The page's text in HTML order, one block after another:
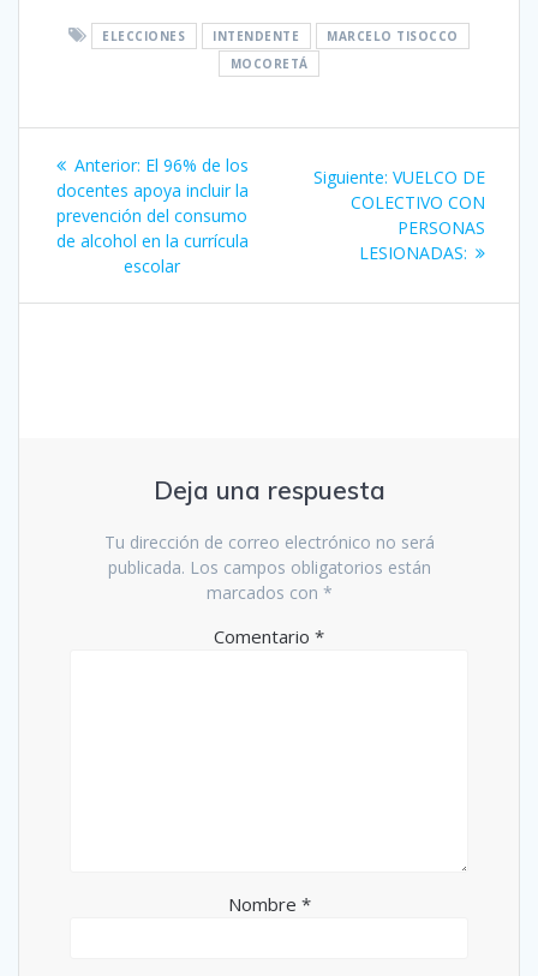
ELECCIONES INTENDENTE
MARCELO TISOCCO
MOCORETÁ
Navegación
de
entradas
Anterior: Entrada
anterior:
El 96% de los
docentes apoya incluir la
prevención del consumo
de alcohol en la currícula
escolar
Siguiente: Siguiente
entrada:
VUELCO DE
COLECTIVO CON
PERSONAS
LESIONADAS:
Deja una respuesta
Tu dirección de correo electrónico no será
publicada. Los campos obligatorios están
marcados con *
Comentario *
Nombre *